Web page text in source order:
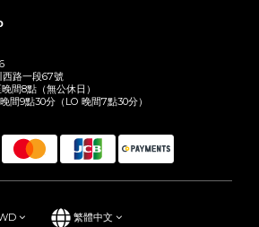
西路一段67號
間8點（無公休日）
間9點30分（LO 晚間7點30分）
繁體中文